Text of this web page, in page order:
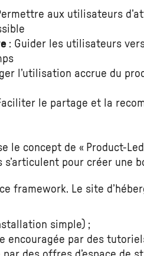
aux utilisateurs
: Guider les utilisateurs
l’utilisation accrue du
le partage et la
le concept de « Product-
s’articulent pour créer une
framework. Le site
simple) ;
encouragée par des